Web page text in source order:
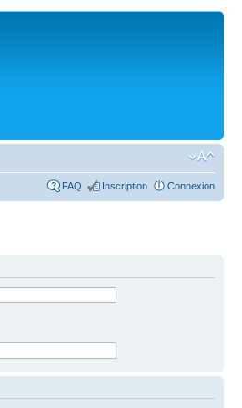
FAQ Inscription Connexion